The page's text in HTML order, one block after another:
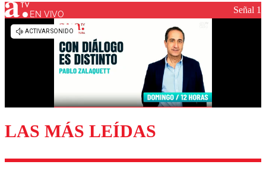
Los comentarios son moderados para garantizar un
diálogo respetuoso.
Enviar comentario
EN VIVO Señal 1
LAS MÁS LEÍDAS